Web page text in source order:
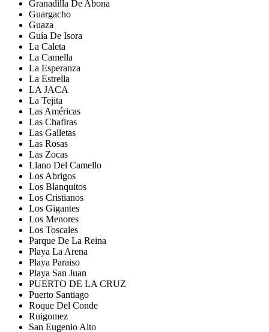
Granadilla De Abona
Guargacho
Guaza
Guía De Isora
La Caleta
La Camella
La Esperanza
La Estrella
LA JACA
La Tejita
Las Américas
Las Chafiras
Las Galletas
Las Rosas
Las Zocas
Llano Del Camello
Los Abrigos
Los Blanquitos
Los Cristianos
Los Gigantes
Los Menores
Los Toscales
Parque De La Reina
Playa La Arena
Playa Paraiso
Playa San Juan
PUERTO DE LA CRUZ
Puerto Santiago
Roque Del Conde
Ruigomez
San Eugenio Alto